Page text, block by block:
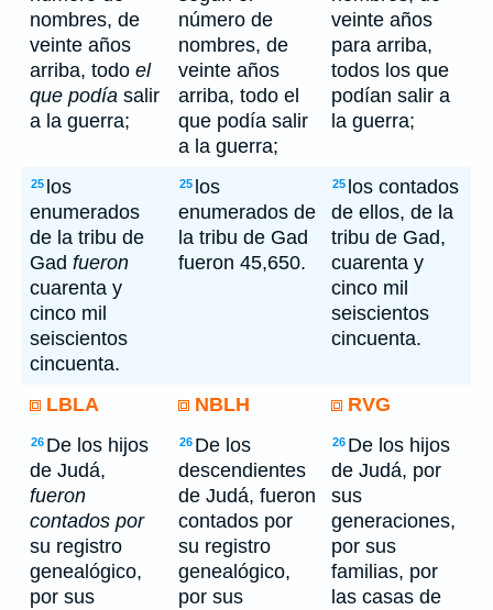
nombres, de
veinte años
arriba, todo el
que podía salir
a la guerra;
número de
nombres, de
veinte años
arriba, todo el
que podía salir
a la guerra;
veinte años
para arriba,
todos los que
podían salir a
la guerra;
25 los
enumerados
de la tribu de
Gad fueron
cuarenta y
cinco mil
seiscientos
cincuenta.
25 los
enumerados de
la tribu de Gad
fueron 45,650.
25 los contados
de ellos, de la
tribu de Gad,
cuarenta y
cinco mil
seiscientos
cincuenta.
LBLA NBLH RVG
26 De los hijos
de Judá,
fueron
contados por
su registro
genealógico,
por sus
26 De los
descendientes
de Judá, fueron
contados por
su registro
genealógico,
por sus
26 De los hijos
de Judá, por
sus
generaciones,
por sus
familias, por
las casas de